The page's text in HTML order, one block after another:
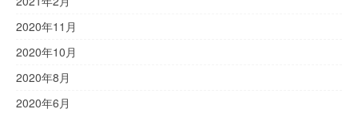
2020年11月
2020年10月
2020年8月
2020年6月